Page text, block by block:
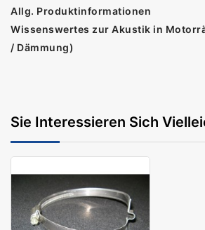
Allg. Produktinformationen
Wissenswertes zur Akustik in
/ Dämmung)
Sie Interessieren Sich